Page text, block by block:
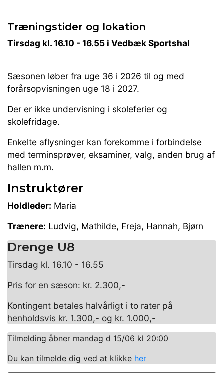
Træningstider og lokation
Tirsdag kl. 16.10 - 16.55 i Vedbæk Sportshal
Sæsonen løber fra uge 36 i 2026 til og med
forårsopvisningen uge 18 i 2027.
Der er ikke undervisning i skoleferier og
skolefridage.
Enkelte aflysninger kan forekomme i forbindelse
med terminsprøver, eksaminer, valg, anden brug af
hallen m.m.
Instruktører
Holdleder: Maria
Trænere: Ludvig, Mathilde, Freja, Hannah, Bjørn
Drenge U8
Tirsdag kl. 16.10 - 16.55
Pris for en sæson: kr. 2.300,-
Kontingent betales halvårligt i to rater på
henholdsvis kr. 1.300,- og kr. 1.000,-
Tilmelding åbner mandag d 15/06 kl 20:00
Du kan tilmelde dig ved at klikke her